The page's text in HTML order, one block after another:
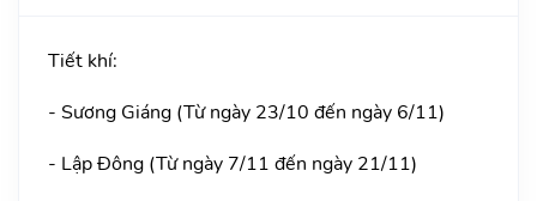
Tiết khí:
- Sương Giáng (Từ ngày 23/10 đến ngày 6/11)
- Lập Đông (Từ ngày 7/11 đến ngày 21/11)